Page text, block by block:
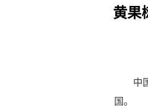
黄果
中
国。